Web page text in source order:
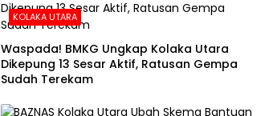
KOLAKA UTARA
Waspada! BMKG Ungkap Kolaka Utara
Dikepung 13 Sesar Aktif, Ratusan Gempa
Sudah Terekam